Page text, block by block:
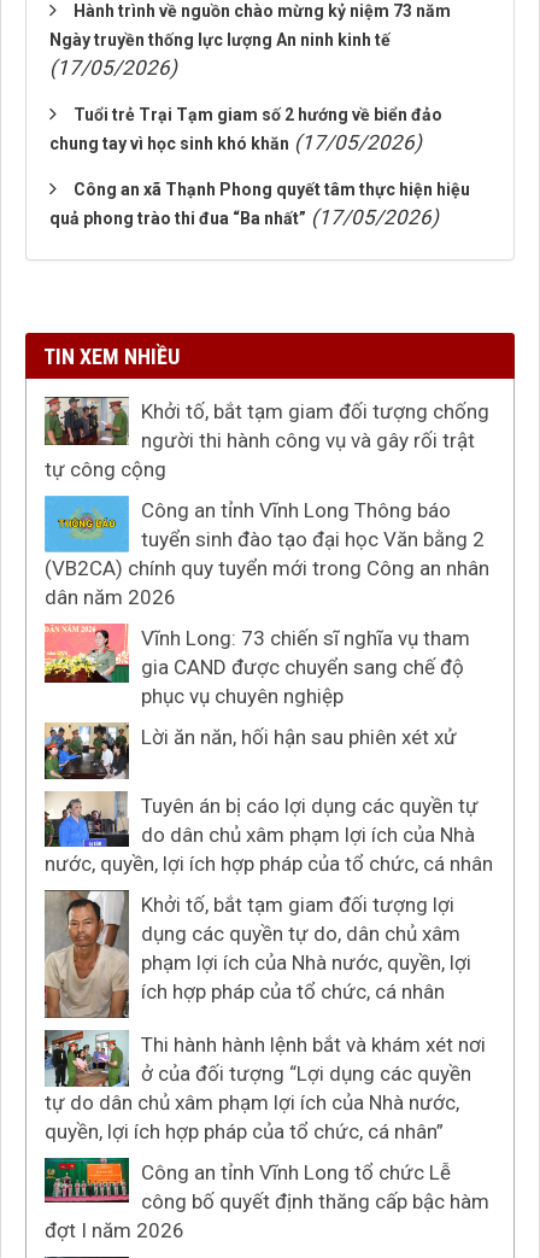
Hành trình về nguồn chào mừng kỷ niệm 73 năm
Ngày truyền thống lực lượng An ninh kinh tế
(17/05/2026)
Tuổi trẻ Trại Tạm giam số 2 hướng về biển đảo
chung tay vì học sinh khó khăn (17/05/2026)
Công an xã Thạnh Phong quyết tâm thực hiện hiệu
quả phong trào thi đua “Ba nhất” (17/05/2026)
TIN XEM NHIỀU
Khởi tố, bắt tạm giam đối tượng chống
người thi hành công vụ và gây rối trật
tự công cộng
Công an tỉnh Vĩnh Long Thông báo
tuyển sinh đào tạo đại học Văn bằng 2
(VB2CA) chính quy tuyển mới trong Công an nhân
dân năm 2026
Vĩnh Long: 73 chiến sĩ nghĩa vụ tham
gia CAND được chuyển sang chế độ
phục vụ chuyên nghiệp
Lời ăn năn, hối hận sau phiên xét xử
Tuyên án bị cáo lợi dụng các quyền tự
do dân chủ xâm phạm lợi ích của Nhà
nước, quyền, lợi ích hợp pháp của tổ chức, cá nhân
Khởi tố, bắt tạm giam đối tượng lợi
dụng các quyền tự do, dân chủ xâm
phạm lợi ích của Nhà nước, quyền, lợi
ích hợp pháp của tổ chức, cá nhân
Thi hành hành lệnh bắt và khám xét nơi
ở của đối tượng “Lợi dụng các quyền
tự do dân chủ xâm phạm lợi ích của Nhà nước,
quyền, lợi ích hợp pháp của tổ chức, cá nhân”
Công an tỉnh Vĩnh Long tổ chức Lễ
công bố quyết định thăng cấp bậc hàm
đợt I năm 2026